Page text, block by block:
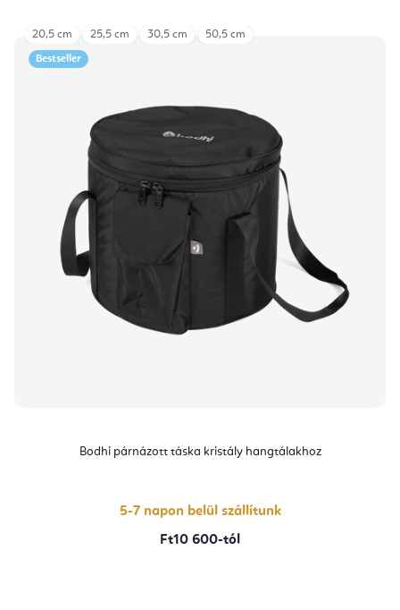
Bestseller
Bodhi párnázott táska kristály hangtálakhoz
5-7 napon belül szállítunk
Ft10 600-tól
20,5 cm 25,5 cm 30,5 cm 50,5 cm